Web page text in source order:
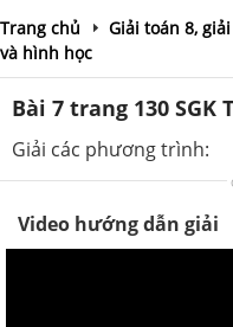
Trang chủ
Giải toán 8,
và hình học
Bài 7 trang 130 SGK
Giải các phương trình:
Video hướng dẫn giải